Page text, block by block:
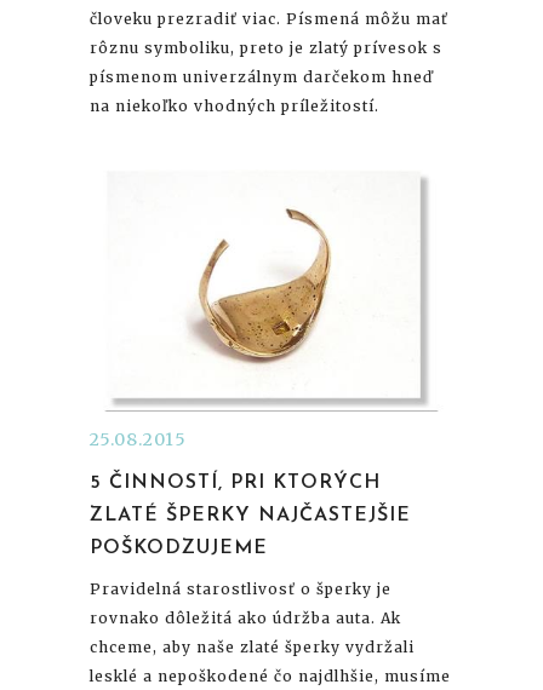
človeku prezradiť viac. Písmená môžu mať
rôznu symboliku, preto je zlatý prívesok s
písmenom univerzálnym darčekom hneď
na niekoľko vhodných príležitostí.
25.08.2015
5 ČINNOSTÍ, PRI KTORÝCH
ZLATÉ ŠPERKY NAJČASTEJŠIE
POŠKODZUJEME
Pravidelná starostlivosť o šperky je
rovnako dôležitá ako údržba auta. Ak
chceme, aby naše zlaté šperky vydržali
lesklé a nepoškodené čo najdlhšie, musíme